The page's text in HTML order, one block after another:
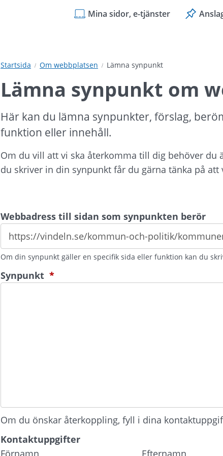
Mina sidor, e-tjänster
Startsida Om webbplatsen Lämna synpunkt
Lämna synpunkt om
Här kan du lämna synpunkter, förslag,
funktion eller innehåll.
Om du vill att vi ska återkomma till dig behöver du
du skriver in din synpunkt får du gärna tänka på
Webbadress till sidan som synpunkten berör
Om din synpunkt gäller en specifik sida eller funktion kan du
Synpunkt *(obligatorisk)
Om du önskar återkoppling, fyll i dina
Kontaktuppgifter
Kontaktuppgifter
Förnamn Efternamn